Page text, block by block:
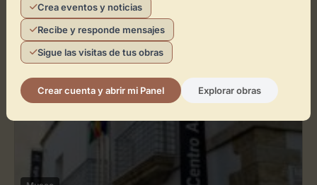
Museo
Museo de Arte Doña Pakyta
Almería
Arte antiguo Arte contemporáneo +3
Crea eventos y noticias
Recibe y responde mensajes
Sigue las visitas de tus obras
Crear cuenta y abrir mi Panel Explorar obras